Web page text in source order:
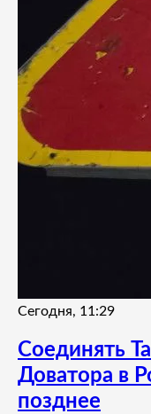
Сегодня, 11:29
Соединять
Доватора в
позднее